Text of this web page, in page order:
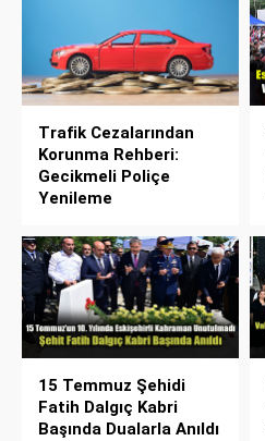
Trafik Cezalarından
Korunma Rehberi:
Gecikmeli Poliçe
Yenileme
15 Temmuz Şehidi
Fatih Dalgıç Kabri
Başında Dualarla Anıldı